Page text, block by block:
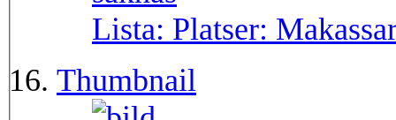
Lista: Platser:
Thumbnail